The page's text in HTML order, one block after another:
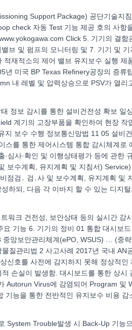
Support Package) 공단기술지
check 자동 Test 기능 제공 호의 사항
Click 5. 기기의 결함
브 및 펌프의 모니터링 및 7. 기기 및 기
재적소의 제어 밸브 유지보수 실행 제
미국 BP Texas Refinery공장의 증류
내 레벨 및 압력상승으로 PSV가 열리
정보 감시를 통한 설비건전성 확보 일
계기의 고장부품을 확인하여 현장 작
지 보수 수행 정보통신망법 11 05 설비
를 통한 제어시스템 통합 감시체계로
심사·확인 및 이행상태평가 등에 관한
보수계획, 유지계획 및 지침서)
점검․ 검․사 및 보수계획, 유지계획 및
하되, 다음 각 이바지 할 수 있는 디지
워크 건전성, 보안상태 등의 실시간 감
기능 6. 기기의 정비 01 통합 대시보
앙보안관리체계(ePO, WSUS) … (중
질관리법 2 사고사례 2017년 국내 AN
신호를 사전에 감지하지 못해 정상적인
손실이 발생함. 대시보드를 통한 상시
Autorun Virus에 감염되어 Program 및
능을 통한 전반적인 유지보수 비용 감
System Trouble발생 시 Back-Up 기능